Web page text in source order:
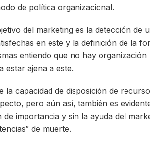
de política organizacional.
del marketing es la detección de
en este y la definición de la
entiendo que no hay
estar ajena a este.
la capacidad de disposición de
pero aún así, también es
importancia y sin la ayuda del
de muerte.